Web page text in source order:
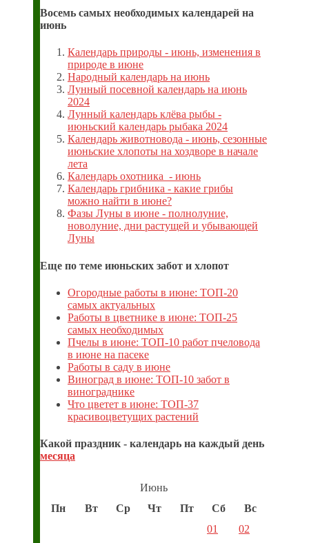
Восемь самых необходимых календарей на
июнь
Календарь природы - июнь, изменения в
природе в июне
Народный календарь на июнь
Лунный посевной календарь на июнь
2024
Лунный календарь клёва рыбы -
июньский календарь рыбака 2024
Календарь животновода - июнь, сезонные
июньские хлопоты на хоздворе в начале
лета
Календарь охотника - июнь
Календарь грибника - какие грибы
можно найти в июне?
Фазы Луны в июне - полнолуние,
новолуние, дни растущей и убывающей
Луны
Еще по теме июньских забот и хлопот
Огородные работы в июне: ТОП-20
самых актуальных
Работы в цветнике в июне: ТОП-25
самых необходимых
Пчелы в июне: ТОП-10 работ пчеловода
в июне на пасеке
Работы в саду в июне
Виноград в июне: ТОП-10 забот в
винограднике
Что цветет в июне: ТОП-37
красивоцветущих растений
Какой праздник - календарь на каждый день
месяца
Июнь
Пн
Вт Ср Чт Пт Сб
Вс
01
02